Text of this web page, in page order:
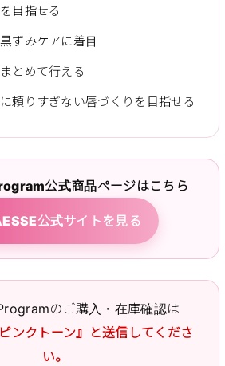
目指せる
ずみケアに着目
とめて行える
頼りすぎない唇づくりを目指せる
公式商品ページはこちら
公式サイトを見る
のご購入・在庫確認は
ンクトーン』と送信してくださ
い。